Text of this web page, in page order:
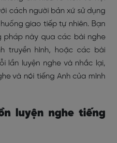
cách người bản xứ sử dụng
giao tiếp tự nhiên. Bạn
pháp này qua các bài nghe
truyền hình, hoặc các bài
lần luyện nghe và nhắc lại,
và nói tiếng Anh của mình
luyện nghe tiếng